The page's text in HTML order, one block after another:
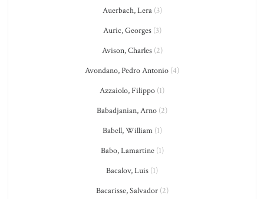
Auerbach, Lera(3)
Auric, Georges(3)
Avison, Charles(2)
Avondano, Pedro Antonio (4)
Azzaiolo, Filippo (1)
Babadjanian, Arno (2)
Babell, William(1)
Babo, Lamartine(1)
Bacalov, Luis (1)
Bacarisse, Salvador(2)